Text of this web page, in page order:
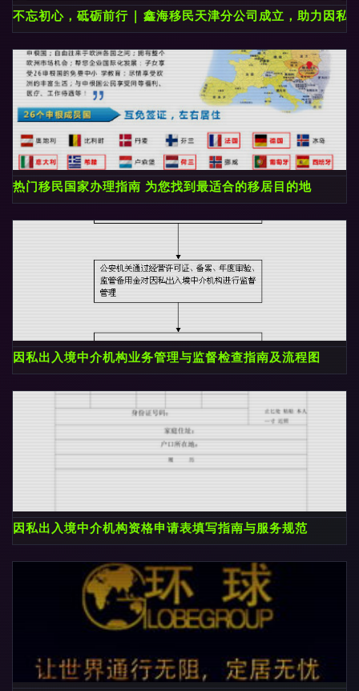
不忘初心，砥砺前行 | 鑫海移民天津分公司成立，助力因私
热门移民国家办理指南 为您找到最适合的移居目的地
因私出入境中介机构业务管理与监督检查指南及流程图
因私出入境中介机构资格申请表填写指南与服务规范